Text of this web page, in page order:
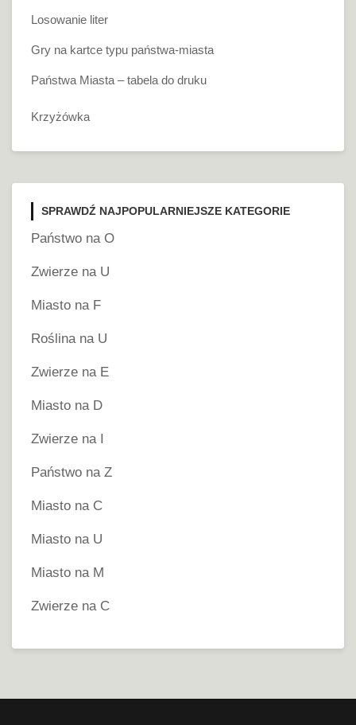
Losowanie liter
Gry na kartce typu państwa-miasta
Państwa Miasta – tabela do druku
Krzyżówka
SPRAWDŹ NAJPOPULARNIEJSZE KATEGORIE
Państwo na O
Zwierze na U
Miasto na F
Roślina na U
Zwierze na E
Miasto na D
Zwierze na I
Państwo na Z
Miasto na C
Miasto na U
Miasto na M
Zwierze na C